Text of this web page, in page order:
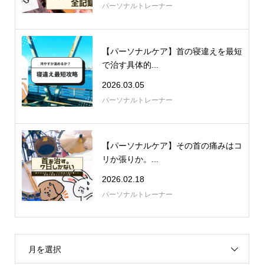
パーソナルトレーナー
【パーソナルケア】首の寝違えを最短
で治す具体的...
2026.03.05
パーソナルトレーナー
【パーソナルケア】その首の痛みはコ
リか張りか。...
2026.02.18
パーソナルトレーナー
月を選択